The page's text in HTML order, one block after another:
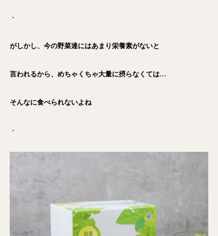
・
がしかし、今の野菜達にはあまり栄養素がないと
言われるから、めちゃくちゃ大量に摂らなくては…
そんなに食べられないよね
・